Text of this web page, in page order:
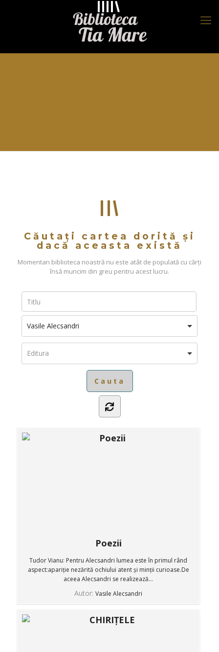
Căutați cartea dorită și
dacă aceasta există
Momentan biblioteca noastră nu este atât de populată cu cărți
însă muncim din greu pentru acest lucru.
Vasile Alecsandri
Poezii
Tudor Vianu: Pentru Alecsandri lumea este în primul rând
aspect:apariție nezărită ochiului atent și minții curioase.De
aceea Alecsandri se realizează...
Autor: Vasile Alecsandri